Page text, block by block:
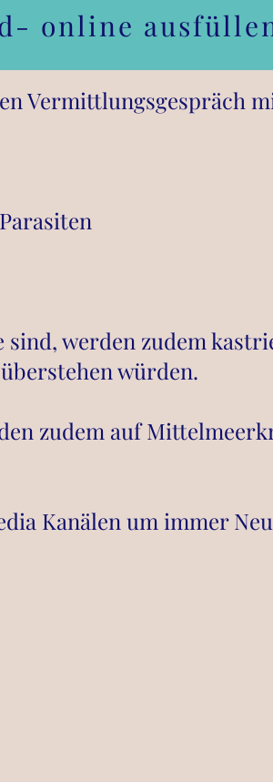
Vermittlungsgespräch
werden zudem
würden.
zudem auf
Kanälen um immer
online